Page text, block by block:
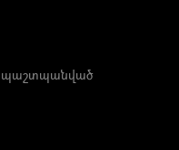
պաշտպանված